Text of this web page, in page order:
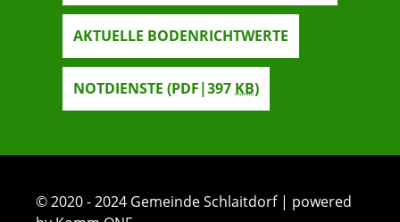
AKTUELLE BODENRICHTWERTE
NOTDIENSTE (PDF|397 KB)
© 2020 - 2024 Gemeinde Schlaitdorf | powered